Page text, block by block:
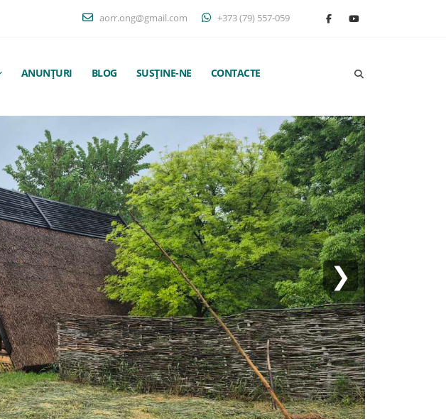
aorr.ong@gmail.com +373 (79) 557-059
ANUNȚURI BLOG SUSȚINE-NE CONTACTE
❯